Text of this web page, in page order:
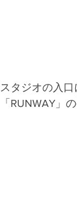
スタジオの入口
「RUNWAY」